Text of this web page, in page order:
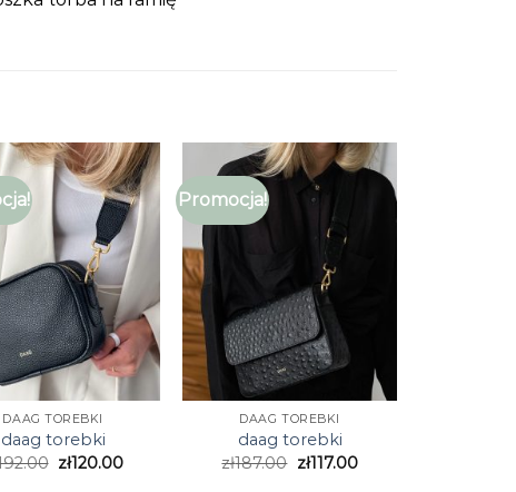
DAAG TOREBKI
daag torebki
zł120.00
Promocja!
DAAG TOREBKI
daag torebki
zł187.00 zł117.00